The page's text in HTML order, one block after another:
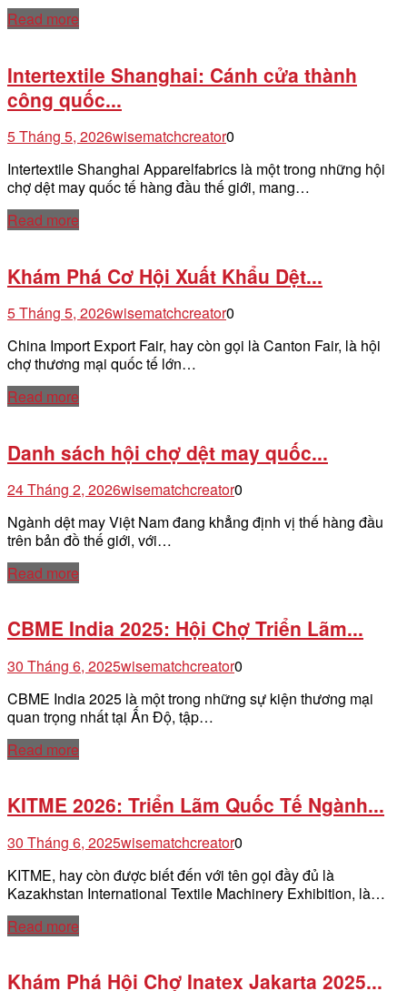
Read more
Intertextile Shanghai: Cánh cửa thành
công quốc...
5 Tháng 5, 2026wisematchcreator0
Intertextile Shanghai Apparelfabrics là một trong những hội
chợ dệt may quốc tế hàng đầu thế giới, mang…
Read more
Khám Phá Cơ Hội Xuất Khẩu Dệt...
5 Tháng 5, 2026wisematchcreator0
China Import Export Fair, hay còn gọi là Canton Fair, là hội
chợ thương mại quốc tế lớn…
Read more
Danh sách hội chợ dệt may quốc...
24 Tháng 2, 2026wisematchcreator0
Ngành dệt may Việt Nam đang khẳng định vị thế hàng đầu
trên bản đồ thế giới, với…
Read more
CBME India 2025: Hội Chợ Triển Lãm...
30 Tháng 6, 2025wisematchcreator0
CBME India 2025 là một trong những sự kiện thương mại
quan trọng nhất tại Ấn Độ, tập…
Read more
KITME 2026: Triển Lãm Quốc Tế Ngành...
30 Tháng 6, 2025wisematchcreator0
KITME, hay còn được biết đến với tên gọi đầy đủ là
Kazakhstan International Textile Machinery Exhibition, là…
Read more
Khám Phá Hội Chợ Inatex Jakarta 2025...